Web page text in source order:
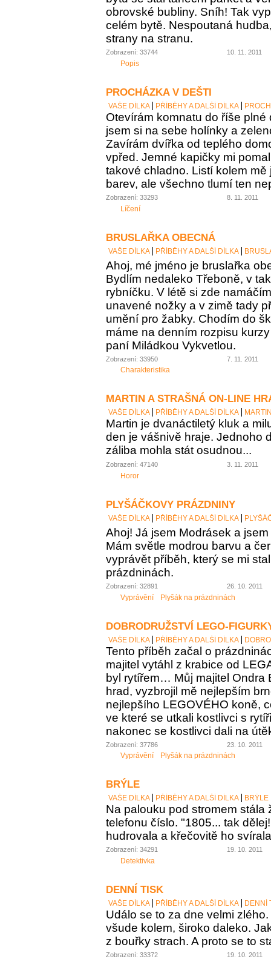
obrovské bubliny. Sníh! Tak
celém bytě. Nespoutaná
strany na stranu.
Zobrazení: 33744 10. 11. 2011
Popis
PROCHÁZKA V DEŠTI
VAŠE DÍLKA PŘÍBĚHY A DALŠÍ DÍLKA
Otevírám komnatu do říše plné
jsem si na sebe holínky a
Zavírám dvířka od teplého
vpřed. Jemné kapičky mi
takové chladno. Listí kolem
barev, ale všechno tlumí ten
Zobrazení: 33293 8. 11. 2011
Líčení
BRUSLAŘKA OBECNÁ
VAŠE DÍLKA PŘÍBĚHY A DALŠÍ DÍLKA
Ahoj, mé jméno je bruslařka
Bydlím nedaleko Třeboně, v
rybníčku. V létě si zde
unavené nožky a v zimě tady
umění pro žabky. Chodím do
máme na denním rozpisu
paní Miládkou Vykvetlou.
Zobrazení: 33950 7. 11. 2011
Charakteristika
MARTIN A STRAŠNÁ ON-LINE
VAŠE DÍLKA PŘÍBĚHY A DALŠÍ DÍLKA
Martin je dvanáctiletý kluk a
den je vášnivě hraje. Jednoho
záliba mohla stát osudnou...
Zobrazení: 47140 3. 11. 2011
Horor
PLYŠÁČKOVY PRÁZDNINY
VAŠE DÍLKA PŘÍBĚHY A DALŠÍ DÍLKA
Ahoj! Já jsem Modrásek a
Mám světle modrou barvu a
vyprávět příběh, který se mi
prázdninách.
Zobrazení: 32891 26. 10. 2011
Vyprávění Plyšák na prázdninách
DOBRODRUŽSTVÍ LEGO-
VAŠE DÍLKA PŘÍBĚHY A DALŠÍ DÍLKA
Tento příběh začal o
majitel vytáhl z krabice od
byl rytířem… Můj majitel Ondra
hrad, vyzbrojil mě nejlepším
nejlepšího LEGOVÉHO koně,
ve které se utkali kostlivci s
nakonec se kostlivci dali na
Zobrazení: 37786 23. 10. 2011
Vyprávění Plyšák na prázdninách
BRÝLE
VAŠE DÍLKA PŘÍBĚHY A DALŠÍ DÍLKA BRÝLE
Na palouku pod stromem stála
telefonu číslo. "1805... tak
hudrovala a křečovitě ho
Zobrazení: 34291 19. 10. 2011
Detektivka
DENNÍ TISK
VAŠE DÍLKA PŘÍBĚHY A DALŠÍ DÍLKA DENNÍ
Událo se to za dne velmi
všude kolem, široko daleko.
z bouřky strach. A proto se to
Zobrazení: 33372 19. 10. 2011